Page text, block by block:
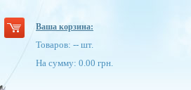
Ваша корзина:
Товаров: -- шт.
На сумму: 0.00 грн.